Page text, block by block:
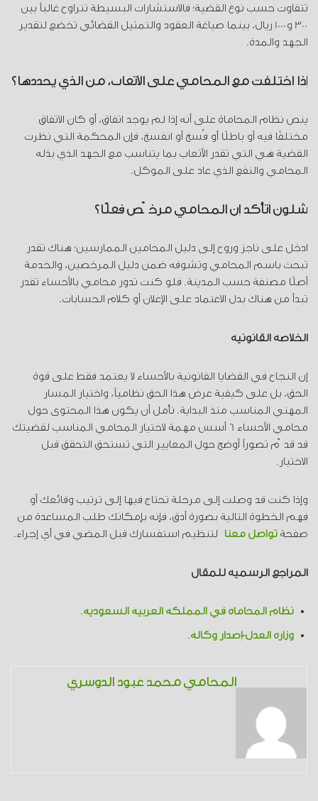
تتفاوت حسب نوع القضية؛ فالاستشارات البسيطة تتراوح غالباً بين
300 و1000 ريال، بينما صياغة العقود والتمثيل القضائي تخضع لتقدير
الجهد والمدة.
إذا اختلفت مع المحامي على الأتعاب، من الذي يحددها؟
ينص نظام المحاماة على أنه إذا لم يوجد اتفاق، أو كان الاتفاق
مختلفًا فيه أو باطلًا أو فُسخ أو انفسخ، فإن المحكمة التي نظرت
القضية هي التي تقدر الأتعاب بما يتناسب مع الجهد الذي بذله
المحامي والنفع الذي عاد على الموكل.
شلون أتأكد إن المحامي مرخّص فعلًا؟
ادخل على ناجز وروح إلى دليل المحامين الممارسين؛ هناك تقدر
تبحث باسم المحامي وتشوفه ضمن دليل المرخصين، والخدمة
أصلًا مصنفة حسب المدينة. فلو كنت تدور محامي بالأحساء تقدر
تبدأ من هناك بدل الاعتماد على الإعلان أو كلام الحسابات.
الخلاصة القانونية
إن النجاح في القضايا القانونية بالأحساء لا يعتمد فقط على قوة
الحق، بل على كيفية عرض هذا الحق نظامياً، واختيار المسار
المهني المناسب منذ البداية. نأمل أن يكون هذا المحتوى حول
محامي الأحساء 6 أسس مهمة لاختيار المحامي المناسب لقضيتك
قد قدّم تصوراً أوضح حول المعايير التي تستحق التحقق قبل
الاختيار.
وإذا كنت قد وصلت إلى مرحلة تحتاج فيها إلى ترتيب وقائعك أو
فهم الخطوة التالية بصورة أدق، فإنه بإمكانك طلب المساعدة من
صفحةتواصل معنا لتنظيم استفسارك قبل المضي في أي إجراء.
المراجع الرسمية للمقال
نظام المحاماة في المملكة العربية السعودية.
وزارة العدل-إصدار وكالة.
المحامي محمد عبود الدوسري